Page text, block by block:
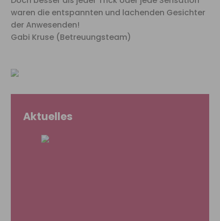
waren die entspannten und lachenden Gesichter
der Anwesenden!
Gabi Kruse (Betreuungsteam)
Aktuelles